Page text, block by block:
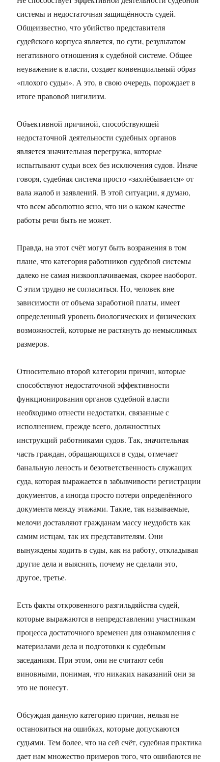
системы и недостаточная защищённость судей.
Общеизвестно, что убийство представителя
судейского корпуса является, по сути, результатом
негативного отношения к судебной системе. Общее
неуважение к власти, создает конвенциальный образ
«плохого судьи». А это, в свою очередь, порождает в
итоге правовой нигилизм.
Объективной причиной, способствующей
недостаточной деятельности судебных органов
является значительная перегрузка, которые
испытывают судьи всех без исключения судов. Иначе
говоря, судебная система просто «захлёбывается» от
вала жалоб и заявлений. В этой ситуации, я думаю,
что всем абсолютно ясно, что ни о каком качестве
работы речи быть не может.
Правда, на этот счёт могут быть возражения в том
плане, что категория работников судебной системы
далеко не самая низкооплачиваемая, скорее наоборот.
С этим трудно не согласиться. Но, человек вне
зависимости от объема заработной платы, имеет
определенный уровень биологических и физических
возможностей, которые не растянуть до немыслимых
размеров.
Относительно второй категории причин, которые
способствуют недостаточной эффективности
функционирования органов судебной власти
необходимо отнести недостатки, связанные с
исполнением, прежде всего, должностных
инструкций работниками судов. Так, значительная
часть граждан, обращающихся в суды, отмечает
банальную леность и безответственность служащих
суда, которая выражается в забывчивости регистрации
документов, а иногда просто потери определённого
документа между этажами. Такие, так называемые,
мелочи доставляют гражданам массу неудобств как
самим истцам, так их представителям. Они
вынуждены ходить в суды, как на работу, откладывая
другие дела и выяснять, почему не сделали это,
другое, третье.
Есть факты откровенного разгильдяйства судей,
которые выражаются в непредставлении участникам
процесса достаточного временен для ознакомления с
материалами дела и подготовки к судебным
заседаниям. При этом, они не считают себя
виновными, понимая, что никаких наказаний они за
это не понесут.
Обсуждая данную категорию причин, нельзя не
остановиться на ошибках, которые допускаются
судьями. Тем более, что на сей счёт, судебная практика
дает нам множество примеров того, что ошибаются не